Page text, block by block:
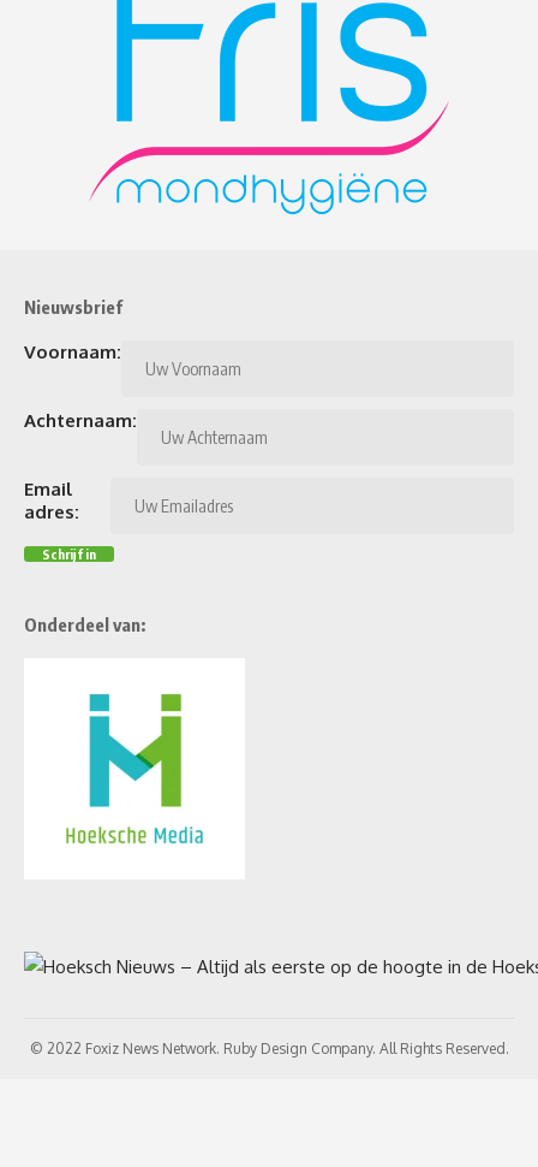
Nieuwsbrief
Voornaam:
Achternaam:
Email
adres:
Onderdeel van:
© 2022 Foxiz News Network. Ruby Design Company. All Rights Reserved.